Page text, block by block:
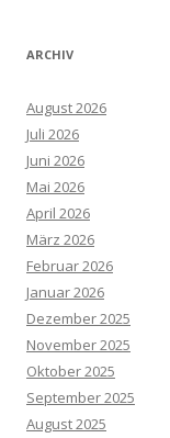
ARCHIV
August 2026
Juli 2026
Juni 2026
Mai 2026
April 2026
März 2026
Februar 2026
Januar 2026
Dezember 2025
November 2025
Oktober 2025
September 2025
August 2025